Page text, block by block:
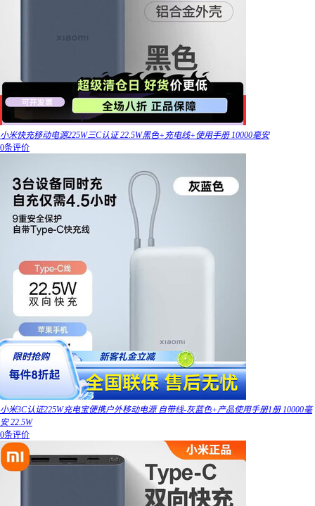
小米快充移动电源225W三C认证 22.5W黑色+充电线+使用手册 10000毫安
0条评价
小米3C认证225W充电宝便携户外移动电源 自带线-灰蓝色+产品使用手册1册 10000毫
安 22.5W
0条评价